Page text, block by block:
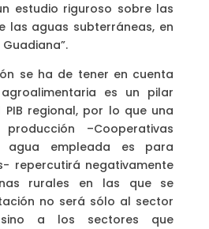
estudio riguroso sobre las
las aguas subterráneas, en
se ha de tener en cuenta
es un pilar
regional, por lo que una
–Cooperativas
agua empleada es para
repercutirá negativamente
rurales en las que se
no será sólo al sector
sino a los sectores que